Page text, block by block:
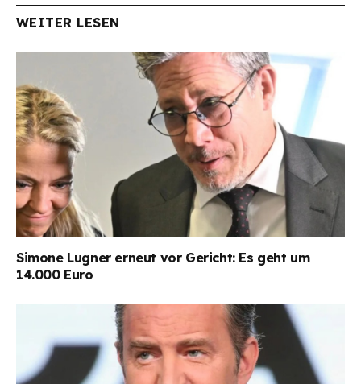
WEITER LESEN
Simone Lugner erneut vor Gericht: Es geht um
14.000 Euro